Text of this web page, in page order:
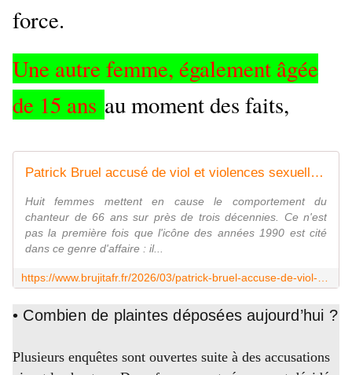
force.
Une autre femme, également âgée
de 15 ans au moment des faits,
Patrick Bruel accusé de viol et violences sexuelles par 8 femmes : deux plaintes déposées - MOINS de BIENS PLUS de LIENS
Huit femmes mettent en cause le comportement du
chanteur de 66 ans sur près de trois décennies. Ce n'est
pas la première fois que l'icône des années 1990 est cité
dans ce genre d'affaire : il...
• Combien de plaintes déposées aujourd’hui ?
Plusieurs enquêtes sont ouvertes suite à des accusations